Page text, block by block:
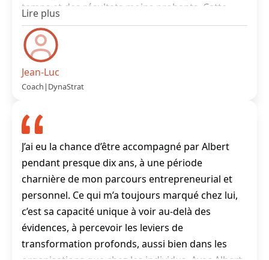
temps et des résultats moins probants. Cette
approche est intéressante car elle permet de
capitaliser sur certains domaines managériaux
ou au contraire de ne pas dépenser trop
d'énergie sur certaines dimensions au regard de
la fonction que nous exerçons ou tout
outil riche, complet et qui aide à orienter son
style managérial et entrepreneurial. Un excellent
moyen de connaitre son profil de leader ou de
manager. Avoir une synthèse précise sur sa
vision, sa stratégie et son style managérial
apporte un bénéfice concret directement
applicable. Cet outil facilite le travail du coach et
se révèle d'une grande utilité pour le coaché.
Jean-Luc
Coach | DynaStrat
J’ai eu la chance d’être accompagné par Albert
pendant presque dix ans, à une période
charnière de mon parcours entrepreneurial et
personnel. Ce qui m’a toujours marqué chez lui,
c’est sa capacité unique à voir au-delà des
évidences, à percevoir les leviers de
transformation profonds, aussi bien dans les